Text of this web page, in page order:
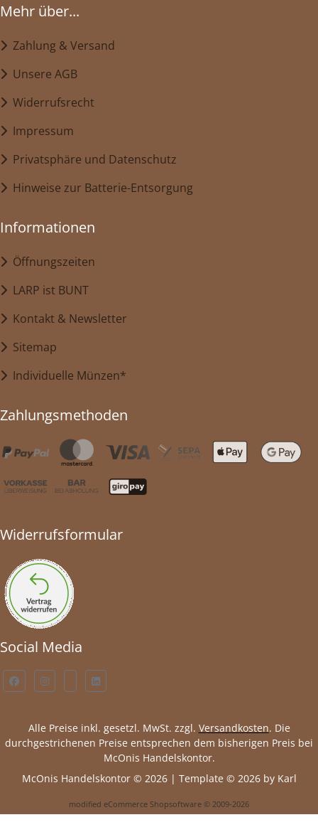
Mehr über...
Zahlung & Versand
Unsere AGB
Widerrufsrecht
Impressum
Privatsphäre und Datenschutz
Hinweise zur Batterie-Entsorgung
Informationen
Öffnungszeiten
LARP ist BUNT
Kontakt & Newsletter
Sitemap
Individuelle Münzen*
Zahlungsmethoden
Widerrufsformular
Social Media
Alle Preise inkl. gesetzl. MwSt. zzgl. Versandkosten. Die
durchgestrichenen Preise entsprechen dem bisherigen Preis bei
McOnis Handelskontor.
McOnis Handelskontor © 2026 | Template © 2026 by Karl
modified eCommerce Shopsoftware © 2009-2026